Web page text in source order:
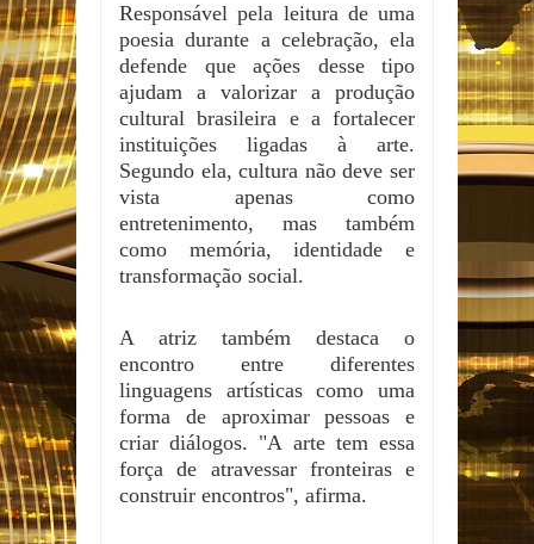
Responsável pela leitura de uma
poesia durante a celebração, ela
defende que ações desse tipo
ajudam a valorizar a produção
cultural brasileira e a fortalecer
instituições ligadas à arte.
Segundo ela, cultura não deve ser
vista apenas como
entretenimento, mas também
como memória, identidade e
transformação social.
A atriz também destaca o
encontro entre diferentes
linguagens artísticas como uma
forma de aproximar pessoas e
criar diálogos. "A arte tem essa
força de atravessar fronteiras e
construir encontros", afirma.